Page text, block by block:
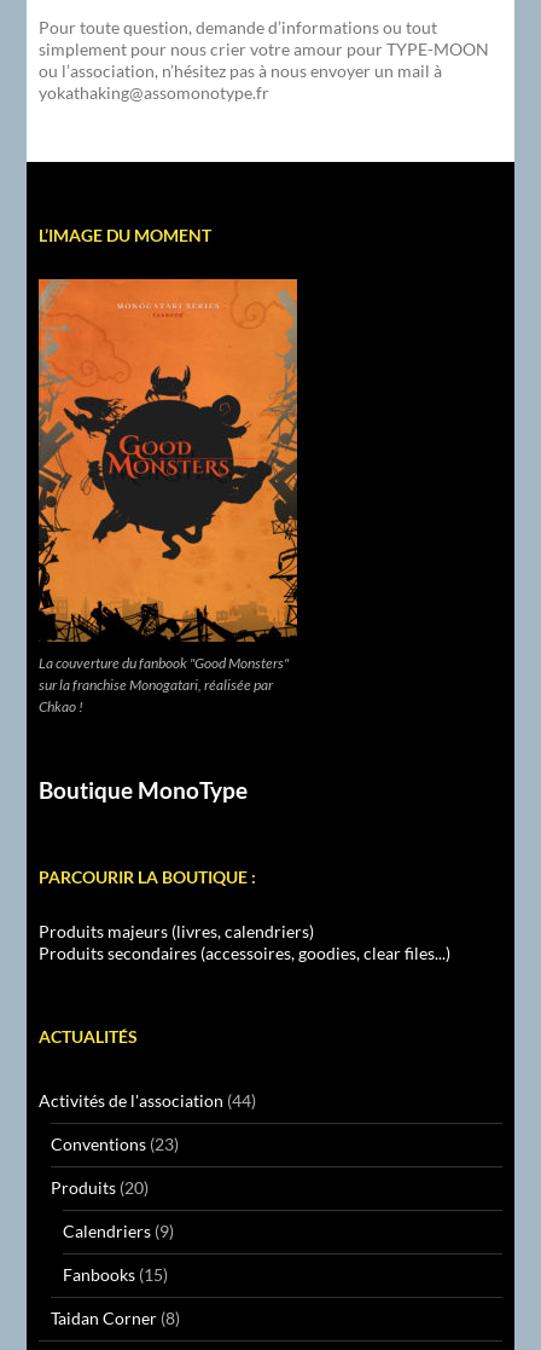
Pour toute question, demande d’informations ou tout
simplement pour nous crier votre amour pour TYPE-MOON
ou l’association, n’hésitez pas à nous envoyer un mail à
yokathaking@assomonotype.fr
L’IMAGE DU MOMENT
La couverture du fanbook "Good Monsters"
sur la franchise Monogatari, réalisée par
Chkao !
Boutique MonoType
PARCOURIR LA BOUTIQUE :
Produits majeurs (livres, calendriers)
Produits secondaires (accessoires, goodies, clear files...)
ACTUALITÉS
Activités de l'association (44)
Conventions (23)
Produits (20)
Calendriers (9)
Fanbooks (15)
Taidan Corner (8)